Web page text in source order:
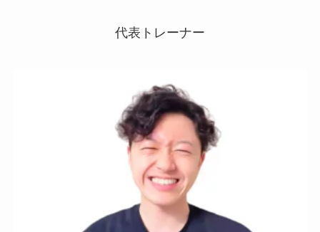
代表トレーナー